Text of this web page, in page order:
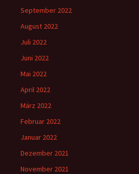
September 2022
August 2022
Juli 2022
Juni 2022
Mai 2022
April 2022
März 2022
Februar 2022
Januar 2022
Dezember 2021
November 2021